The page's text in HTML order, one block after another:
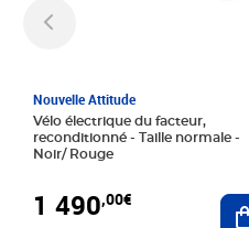
Nouvelle Attitude
Vélo électrique du facteur,
reconditionné - Taille normale -
Noir/ Rouge
1 490,00€